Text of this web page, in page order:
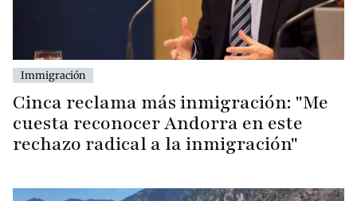
Immigración
Cinca reclama más inmigración: "Me
cuesta reconocer Andorra en este
rechazo radical a la inmigración"